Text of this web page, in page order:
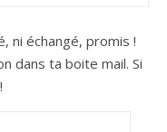
ni échangé, promis !
dans ta boite mail. Si